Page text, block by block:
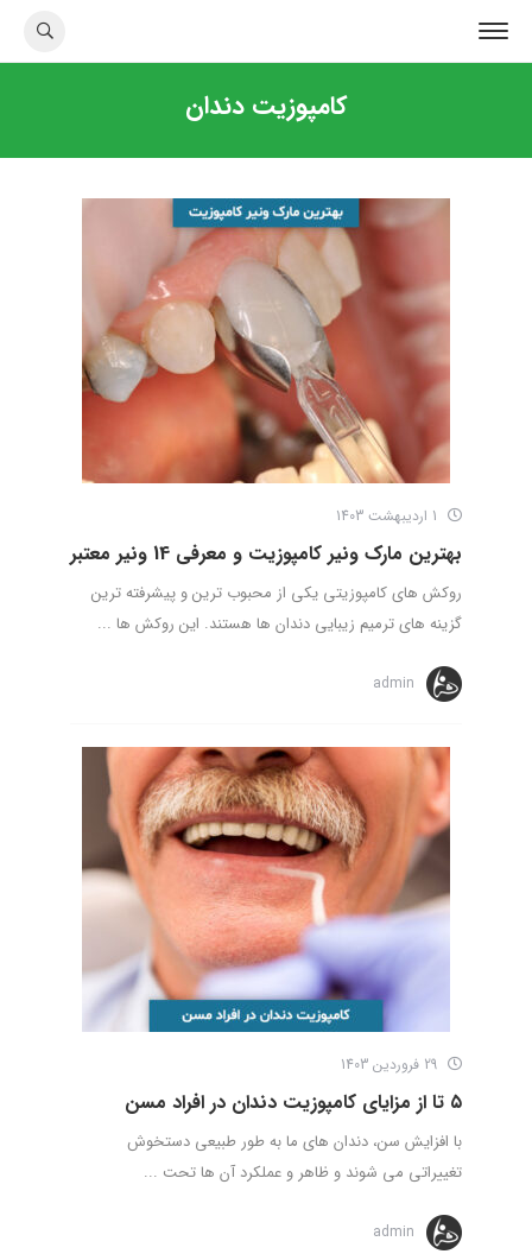
کامپوزیت دندان
بهترین مارک ونیر کامپوزیت و معرفی 14 ونیر معتبر
روکش های کامپوزیتی یکی از محبوب ترین و پیشرفته ترین
گزینه های ترمیم زیبایی دندان ها هستند. این روکش ها ...
admin
۵ تا از مزایای کامپوزیت دندان در افراد مسن
با افزایش سن، دندان های ما به طور طبیعی دستخوش
تغییراتی می شوند و ظاهر و عملکرد آن ها تحت ...
admin